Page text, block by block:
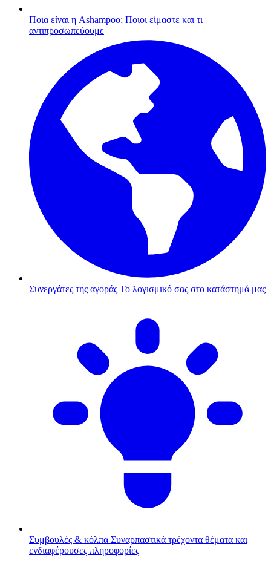
Ποια είναι η Ashampoo; Ποιοι είμαστε και τι
αντιπροσωπεύουμε
Συνεργάτες της αγοράς Το λογισμικό σας στο κατάστημά μας
Συμβουλές & κόλπα Συναρπαστικά τρέχοντα θέματα και
ενδιαφέρουσες πληροφορίες